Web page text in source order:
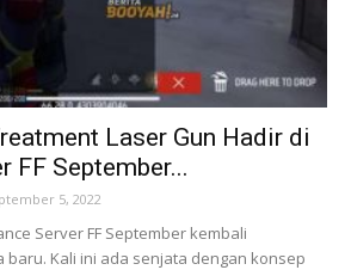
Laser Gun Hadir di
FF September...
5, 2022
Server FF September kembali
baru. Kali ini ada senjata dengan konsep